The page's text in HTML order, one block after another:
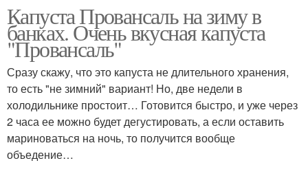
Капуста Провансаль на зиму в
банках. Очень вкусная капуста
"Провансаль"
Сразу скажу, что это капуста не длительного хранения,
то есть "не зимний" вариант! Но, две недели в
холодильнике простоит… Готовится быстро, и уже через
2 часа ее можно будет дегустировать, а если оставить
мариноваться на ночь, то получится вообще
объедение…